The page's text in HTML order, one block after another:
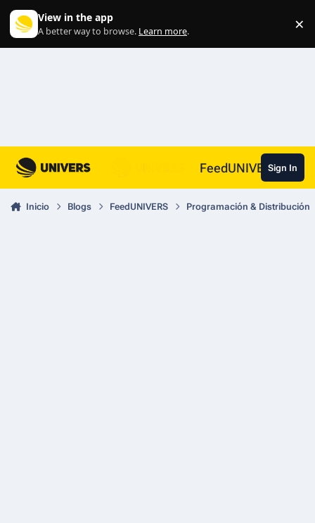
View in the app
A better way to browse. Learn more. ×
FeedUNIVERSSign In
Inicio Blogs FeedUNIVERS Programación & Distribución